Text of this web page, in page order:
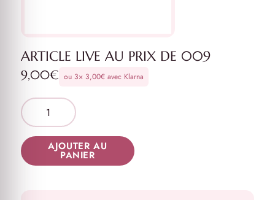
ARTICLE LIVE AU PRIX DE 009
9,00€ ou 3× 3,00€avec Klarna
AJOUTER AU
PANIER